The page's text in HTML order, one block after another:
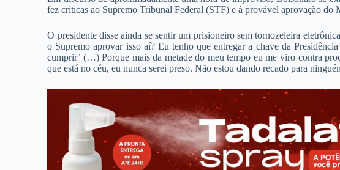
fez críticas ao Supremo Tribunal Federal (STF) e à provável aprovação do
O presidente disse ainda se sentir um prisioneiro sem tornozeleira
o Supremo aprovar isso aí? Eu tenho que entregar a chave da
cumprir’ (…) Porque mais da metade do meu tempo eu me viro contra
que está no céu, eu nunca serei preso. Não estou dando recado para